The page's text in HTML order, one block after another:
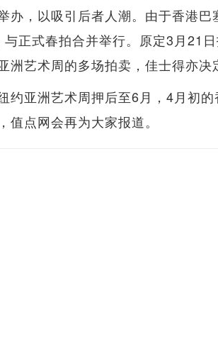
办，以吸引后者人潮。由于香港
正式春拍合并举行。原定3月21
洲艺术周的多场拍卖，佳士得亦决
约亚洲艺术周押后至6月，4月初
值点网会再为大家报道。